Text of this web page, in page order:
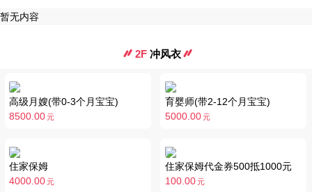
暂无内容
2F冲风衣
高级月嫂(带0-3个月宝宝)
8500.00 元
育婴师(带2-12个月宝宝)
5000.00元
住家保姆
4000.00 元
住家保姆代金券500抵1000元
100.00元